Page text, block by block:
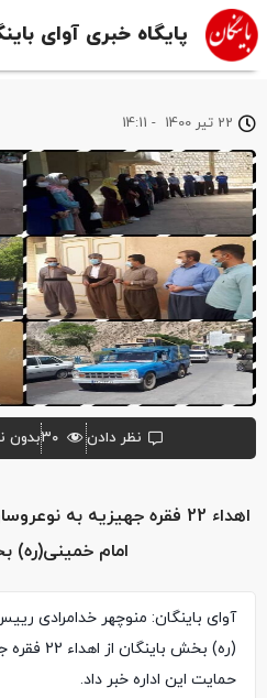
پایگاه خبری آوای
اهداء 22 فقره جهیزیه به
امام خمینی(ره)
آوای باینگان: منوچهر خدامرادی
(ره) بخش
حمایت این اداره خبر داد.
22 تیر 1400 -
14:11
نظر دادن ۳۰بدون